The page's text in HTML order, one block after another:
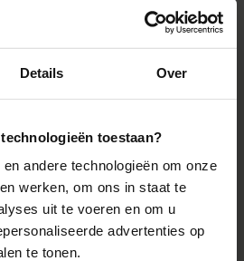
Details Over
toestaan?
andere technologieën om onze
werken, om ons in staat te
uit te voeren en om u
advertenties op
te tonen.
-
-
-